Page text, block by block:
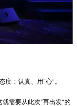
：认真、用“心”。
需要从此次“再出发”的